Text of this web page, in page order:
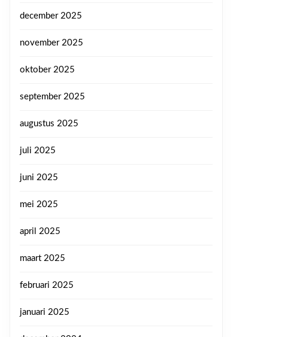
december 2025
november 2025
oktober 2025
september 2025
augustus 2025
juli 2025
juni 2025
mei 2025
april 2025
maart 2025
februari 2025
januari 2025